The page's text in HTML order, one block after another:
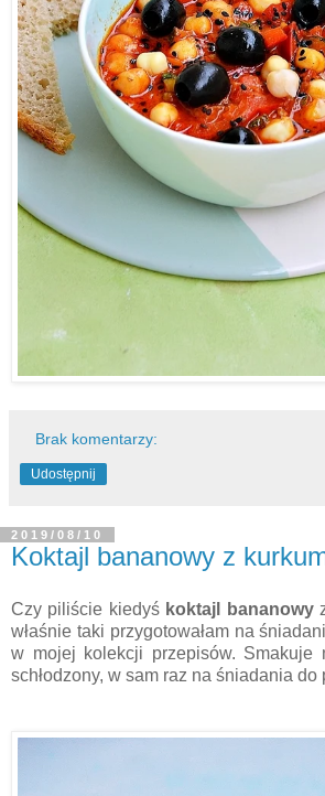
Brak komentarzy:
Udostępnij
2019/08/10
Koktajl bananowy z
Czy piliście kiedyś koktajl bananowy
właśnie taki przygotowałam na
w mojej kolekcji przepisów. Smakuje
schłodzony, w sam raz na śniadania do